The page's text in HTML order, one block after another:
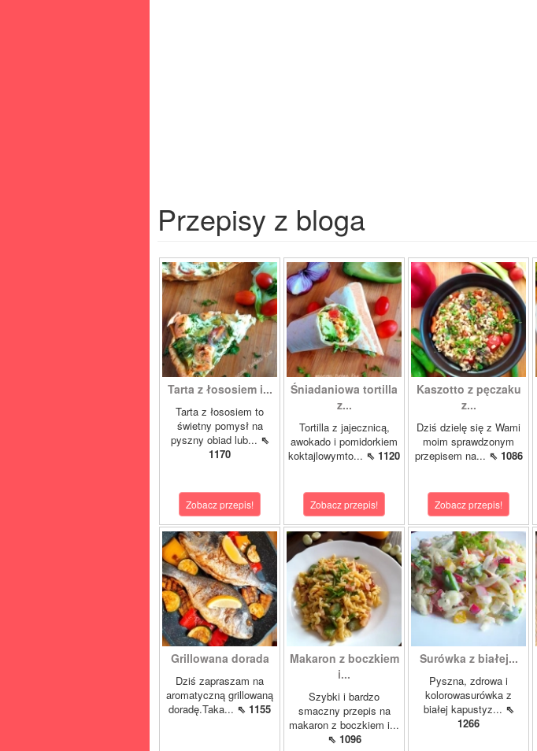
Przepisy z bloga
Tarta z łososiem i...
Tarta z łososiem to
świetny pomysł na
pyszny obiad lub... ⇖
1170
Zobacz przepis!
Śniadaniowa tortilla
z...
Tortilla z jajecznicą,
awokado i pomidorkiem
koktajlowymto... ⇖ 1120
Zobacz przepis!
Kaszotto z pęczaku
z...
Dziś dzielę się z Wami
moim sprawdzonym
przepisem na... ⇖ 1086
Zobacz przepis!
Grillowana dorada
Dziś zapraszam na
aromatyczną grillowaną
doradę.Taka... ⇖ 1155
Makaron z boczkiem
i...
Szybki i bardzo
smaczny przepis na
makaron z boczkiem i...
⇖ 1096
Surówka z białej...
Pyszna, zdrowa i
kolorowasurówka z
białej kapustyz... ⇖
1266